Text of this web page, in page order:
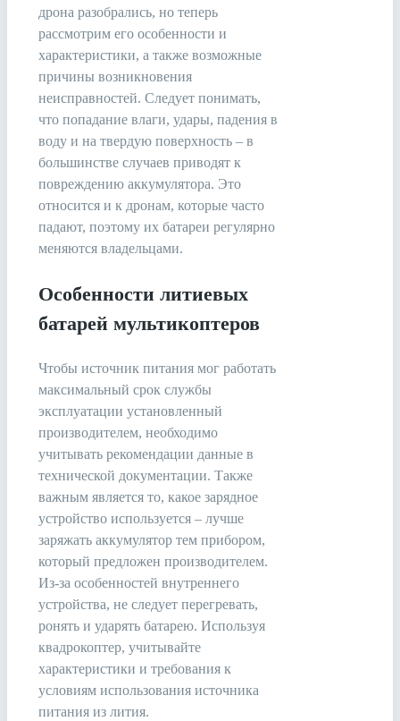
дрона разобрались, но теперь
рассмотрим его особенности и
характеристики, а также возможные
причины возникновения
неисправностей. Следует понимать,
что попадание влаги, удары, падения в
воду и на твердую поверхность – в
большинстве случаев приводят к
повреждению аккумулятора. Это
относится и к дронам, которые часто
падают, поэтому их батареи регулярно
меняются владельцами.
Особенности литиевых
батарей мультикоптеров
Чтобы источник питания мог работать
максимальный срок службы
эксплуатации установленный
производителем, необходимо
учитывать рекомендации данные в
технической документации. Также
важным является то, какое зарядное
устройство используется – лучше
заряжать аккумулятор тем прибором,
который предложен производителем.
Из-за особенностей внутреннего
устройства, не следует перегревать,
ронять и ударять батарею. Используя
квадрокоптер, учитывайте
характеристики и требования к
условиям использования источника
питания из лития.